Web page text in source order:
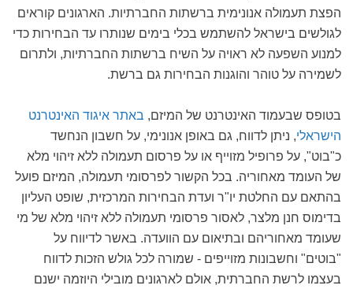
הפצת תעמולה אנונימית ברשתות החברתיות. הארגונים קוראים
לגולשים בישראל להשתמש בכלי בימים שנותרו עד הבחירות כדי
למנוע השפעה לא ראויה על השיח ברשתות החברתיות, ולתרום
לשמירה על טוהר והוגנות הבחירות גם ברשת.
בטופס שבעמוד האינטרנט של המיזם, באתר איגוד האינטרנט
הישראלי, ניתן לדווח, גם באופן אנונימי, על חשבון הנחשד
כ"בוט", על פרופיל מזוייף או על פרסום תעמולה ללא זיהוי מלא
של העומד מאחוריה. בכל הקשור לפרסומי תעמולה, המיזם פועל
בהתאם עם החלטת יו"ר ועדת הבחירות המרכזית, שופט העליון
בדימוס חנן מלצר, לאסור פרסומי תעמולה ללא זיהוי מלא של מי
שעומד מאחוריהם ובתיאום עם הוועדה. באשר לדיווח על
"בוטים" וחשבונות מזוייפים - שמורה לכל גולש הזכות לדווח
בעצמו לרשת החברתית, אולם לארגונים מובילי היוזמה ישנם